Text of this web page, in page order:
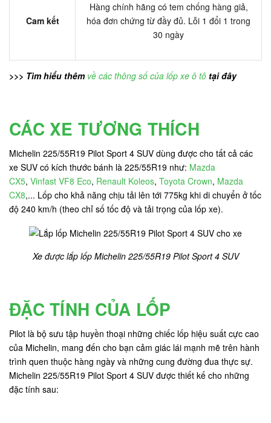
Cam kết
Hàng chính hãng có tem chống hàng giả,
hóa đơn chứng từ đầy đủ. Lỗi 1 đổi 1 trong
30 ngày
>>> Tìm hiểu thêm về các thông số của lốp xe ô tô tại đây
CÁC XE TƯƠNG THÍCH
Michelin 225/55R19 Pilot Sport 4 SUV dùng được cho tất cả các
xe SUV có kích thước bánh là 225/55R19 như: Mazda
CX5, Vinfast VF8 Eco, Renault Koleos, Toyota Crown, Mazda
CX8,... Lốp cho khả năng chịu tải lên tới 775kg khi di chuyển ở tốc
độ 240 km/h (theo chỉ số tốc độ và tải trọng của lốp xe).
Xe được lắp lốp Michelin 225/55R19 Pilot Sport 4 SUV
ĐẶC TÍNH CỦA LỐP
Pilot là bộ sưu tập huyền thoại những chiếc lốp hiệu suất cực cao
của Michelin, mang đến cho bạn cảm giác lái mạnh mẽ trên hành
trình quen thuộc hàng ngày và những cung đường đua thực sự.
Michelin 225/55R19 Pilot Sport 4 SUV được thiết kế cho những
đặc tính sau: